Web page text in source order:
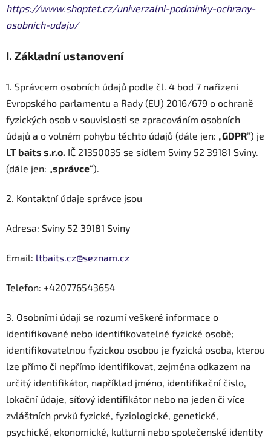
https://www.shoptet.cz/univerzalni-podminky-ochrany-
osobnich-udaju/
I. Základní ustanovení
1. Správcem osobních údajů podle čl. 4 bod 7 nařízení
Evropského parlamentu a Rady (EU) 2016/679 o ochraně
fyzických osob v souvislosti se zpracováním osobních
údajů a o volném pohybu těchto údajů (dále jen: „ GDPR”) je
LT baits s.r.o. IČ 21350035 se sídlem Sviny 52 39181 Sviny.
(dále jen: „ správce“).
2. Kontaktní údaje správce jsou
Adresa: Sviny 52 39181 Sviny
Email: ltbaits.cz@seznam.cz
Telefon: +420776543654
3. Osobními údaji se rozumí veškeré informace o
identifikované nebo identifikovatelné fyzické osobě;
identifikovatelnou fyzickou osobou je fyzická osoba, kterou
lze přímo či nepřímo identifikovat, zejména odkazem na
určitý identifikátor, například jméno, identifikační číslo,
lokační údaje, síťový identifikátor nebo na jeden či více
zvláštních prvků fyzické, fyziologické, genetické,
psychické, ekonomické, kulturní nebo společenské identity